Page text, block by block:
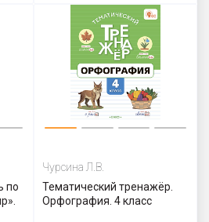
по
Чурсина Л.В.
Тематический тренажёр.
Орфография. 4 класс